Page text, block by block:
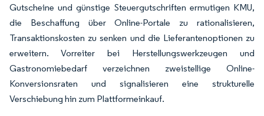
Gutscheine und günstige Steuergutschriften ermutigen KMU,
die Beschaffung über Online-Portale zu rationalisieren,
Transaktionskosten zu senken und die Lieferantenoptionen zu
erweitern. Vorreiter bei Herstellungswerkzeugen und
Gastronomiebedarf verzeichnen zweistellige Online-
Konversionsraten und signalisieren eine strukturelle
Verschiebung hin zum Plattformeinkauf.